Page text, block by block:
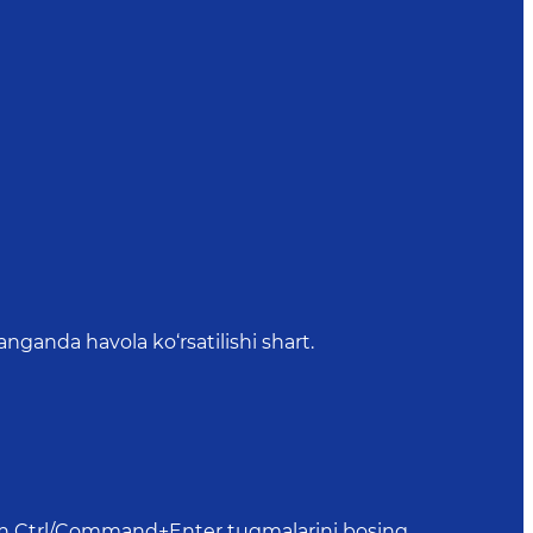
havola ko‘rsatilishi shart.